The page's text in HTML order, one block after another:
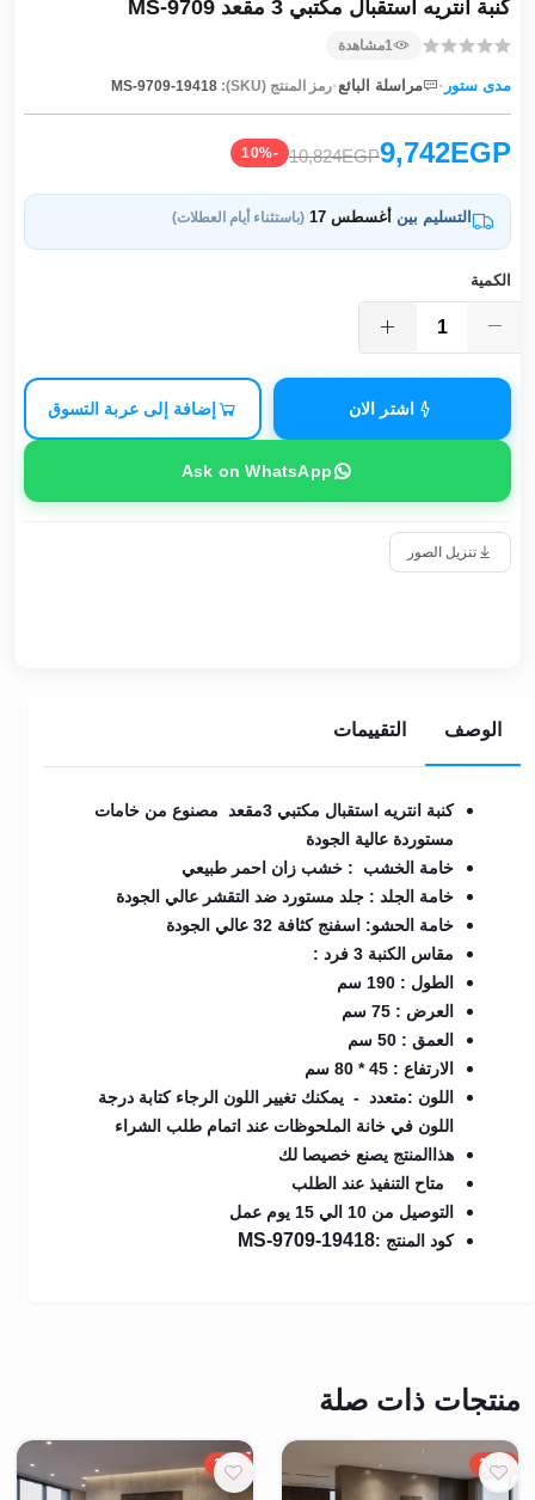
كنبة انتريه استقبال مكتبي 3 مقعد MS-9709
1مشاهدة
مدى ستور · مراسلة البائع·رمز المنتج (SKU): MS-9709-19418
9,742EGP
10,824EGP
-10%
التسليم بين أغسطس 17 (باستثناء أيام العطلات)
الكمية
اشتر الان إضافة إلى عربة التسوق
Ask on WhatsApp
تنزيل الصور
الوصف التقييمات
كنبة انتريه استقبال مكتبي 3مقعد مصنوع من خامات
مستوردة عالية الجودة
خامة الخشب : خشب زان احمر طبيعي
خامة الجلد : جلد مستورد ضد التقشر عالي الجودة
خامة الحشو: اسفنج كثافة 32 عالي الجودة
مقاس الكنبة 3 فرد :
الطول : 190 سم
العرض : 75 سم
العمق : 50 سم
الارتفاع : 45 * 80 سم
اللون :متعدد - يمكنك تغيير اللون الرجاء كتابة درجة
اللون في خانة الملحوظات عند اتمام طلب الشراء
هذاالمنتج يصنع خصيصا لك
متاح التنفيذ عند الطلب
التوصيل من 10 الي 15 يوم عمل
كود المنتج :MS-9709-19418
منتجات ذات صلة
10%
10%